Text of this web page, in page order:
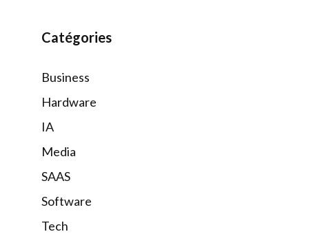
Catégories
Business
Hardware
IA
Media
SAAS
Software
Tech